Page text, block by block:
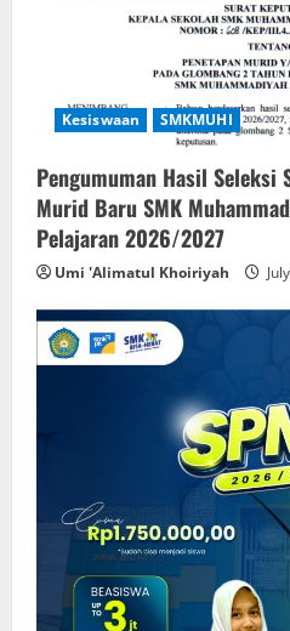
Kesiswaan SMKMUHI
Pengumuman Hasil Seleksi
Murid Baru SMK
Pelajaran 2026/2027
Umi 'Alimatul Khoiriyah